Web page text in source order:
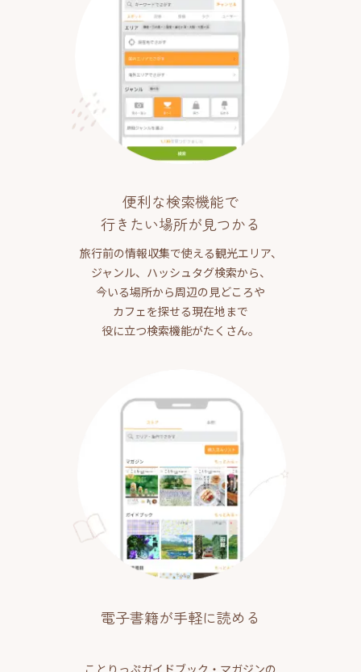
便利な検索機能で
行きたい場所が見つかる
旅行前の情報収集で使える観光エリア、
ジャンル、ハッシュタグ検索から、
今いる場所から周辺の見どころや
カフェを探せる現在地まで
役に立つ検索機能がたくさん。
電子書籍が手軽に読める
ことりっぷガイドブック・マガジンの